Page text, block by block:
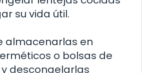
su vida útil.
almacenarlas en
o bolsas de
descongelarlas